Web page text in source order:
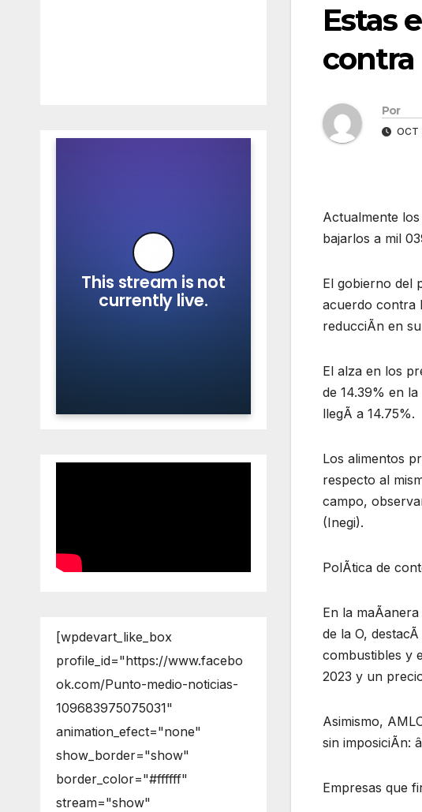
[wpdevart_like_box
profile_id="https://www.facebo
ok.com/Punto-medio-noticias-
109683975075031"
animation_efect="none"
show_border="show"
border_color="#ffffff"
stream="show"
Estas
contra
Por
OCT
Actualmente
bajarlos a mil
El gobierno del
acuerdo contra
reducciÃn en
El alza en los
de 14.39% en
llegÃ a 14.75%.
Los alimentos
respecto al
campo,
(Inegi).
PolÃtica de
En la
de la O,
combustibles y
2023 y un
Asimismo,
sin imposiciÃn:
Empresas que